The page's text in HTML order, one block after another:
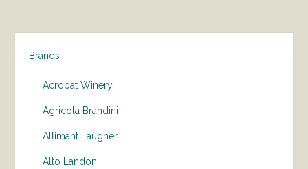
Brands
Acrobat Winery
Agricola Brandini
Allimant Laugner
Alto Landon